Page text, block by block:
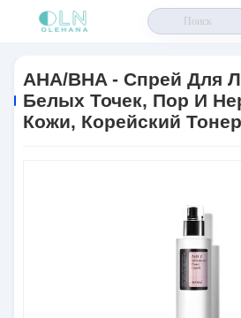
Спрей Для Лица Для Белых Точек, Пор И
Корейский Тонер
AHA/BHA - Спрей Для
Белых Точек, Пор И
Кожи, Корейский Тонер